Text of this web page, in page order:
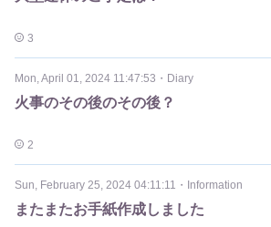
3
Mon, April 01, 2024 11:47:53 ・ Diary
火事のその後のその後？
2
Sun, February 25, 2024 04:11:11 ・ Information
またまたお手紙作成しました